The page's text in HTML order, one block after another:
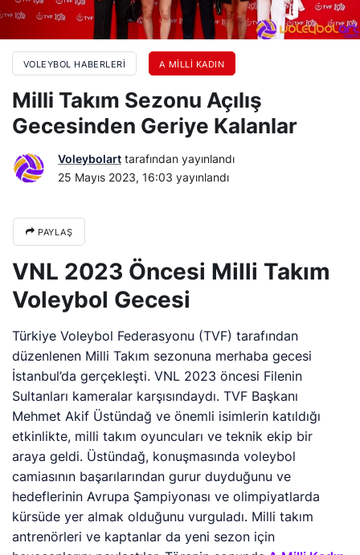
VOLEYBOL HABERLERI A MILLI KADIN
Milli Takım Sezonu Açılış
Gecesinden Geriye Kalanlar
Voleybolart tarafından yayınlandı
25 Mayıs 2023, 16:03 yayınlandı
PAYLAŞ
VNL 2023 Öncesi Milli Takım
Voleybol Gecesi
Türkiye Voleybol Federasyonu (TVF) tarafından
düzenlenen Milli Takım sezonuna merhaba gecesi
İstanbul’da gerçekleşti. VNL 2023 öncesi Filenin
Sultanları kameralar karşısındaydı. TVF Başkanı
Mehmet Akif Üstündağ ve önemli isimlerin katıldığı
etkinlikte, milli takım oyuncuları ve teknik ekip bir
araya geldi. Üstündağ, konuşmasında voleybol
camiasının başarılarından gurur duyduğunu ve
hedeflerinin Avrupa Şampiyonası ve olimpiyatlarda
kürsüde yer almak olduğunu vurguladı. Milli takım
antrenörleri ve kaptanlar da yeni sezon için